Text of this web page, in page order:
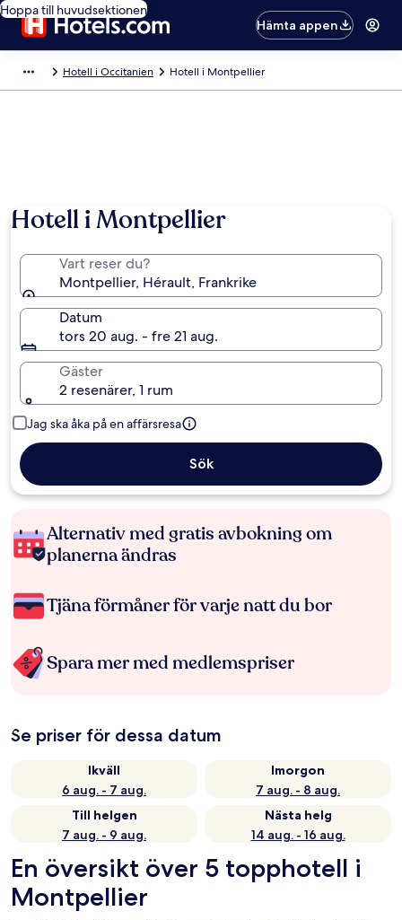
Hoppa till huvudsektionen
Hämta appen
Hotell i Occitanien Hotell i Montpellier
Hotell i Montpellier
Vart reser du?
Montpellier, Hérault, Frankrike
Datum
tors 20 aug. - fre 21 aug.
Gäster
2 resenärer, 1 rum
Jag ska åka på en affärsresa
Sök
Alternativ med gratis avbokning om
planerna ändras
Tjäna förmåner för varje natt du bor
Spara mer med medlemspriser
Se priser för dessa datum
Ikväll
6 aug. - 7 aug.
Imorgon
7 aug. - 8 aug.
Till helgen
7 aug. - 9 aug.
Nästa helg
14 aug. - 16 aug.
En översikt över 5 topphotell i
Montpellier